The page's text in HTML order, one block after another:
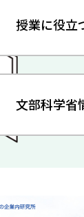
授業に役立
文部科学省